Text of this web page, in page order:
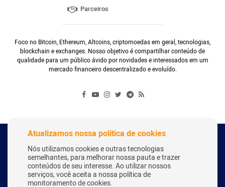
Parceiros
Foco no Bitcoin, Ethereum, Altcoins, criptomoedas em geral, tecnologias,
blockchain e exchanges. Nosso objetivo é compartilhar conteúdo de
qualidade para um público ávido por novidades e interessados em um
mercado financeiro descentralizado e evoluído.
Copyright Webitcoin 2018 - Todos os Direitos Reservados
Desenvolvido por: Herick Correa
Atualizamos nossa política de cookies
Nós utilizamos cookies e outras tecnologias
semelhantes, para melhorar nossa pauta e trazer
conteúdos de seu interesse. Ao utilizar nossos
serviços, você aceita a nossa política de
monitoramento de cookies.